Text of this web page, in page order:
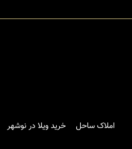
املاک ساحل
خرید ویلا در نوشهر